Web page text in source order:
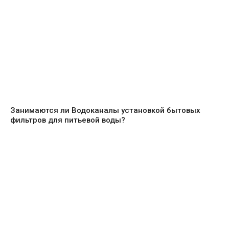
Занимаются ли Водоканалы установкой бытовых
фильтров для питьевой воды?